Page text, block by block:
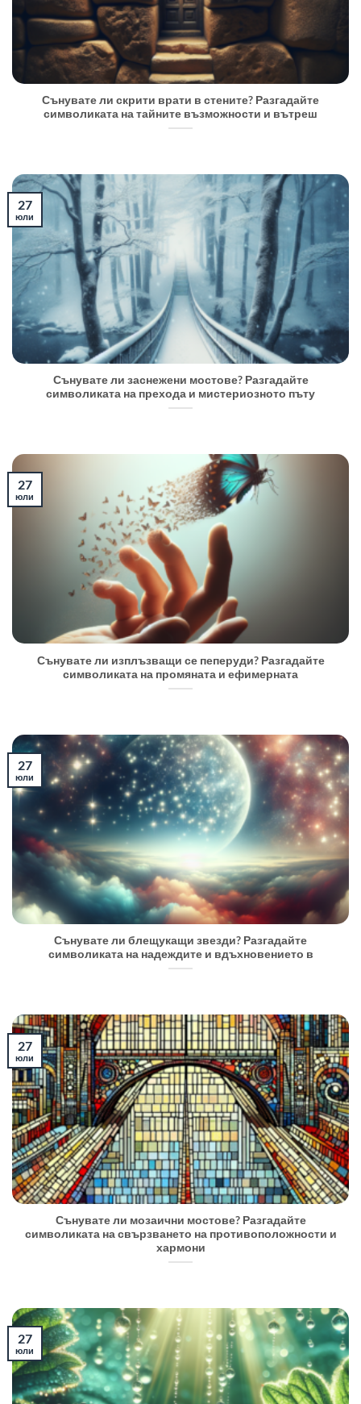
Сънувате ли скрити врати в стените? Разгадайте
символиката на тайните възможности и вътреш
Сънувате ли заснежени мостове? Разгадайте
символиката на прехода и мистериозното пъту
27
юли
Сънувате ли изплъзващи се пеперуди? Разгадайте
символиката на промяната и ефимерната
27
юли
Сънувате ли блещукащи звезди? Разгадайте
символиката на надеждите и вдъхновението в
27
юли
Сънувате ли мозаични мостове? Разгадайте
символиката на свързването на противоположности и
хармони
27
юли
27
юли